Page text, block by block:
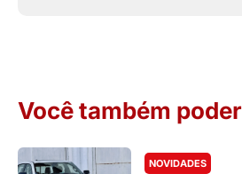
Você também
NOVIDADES